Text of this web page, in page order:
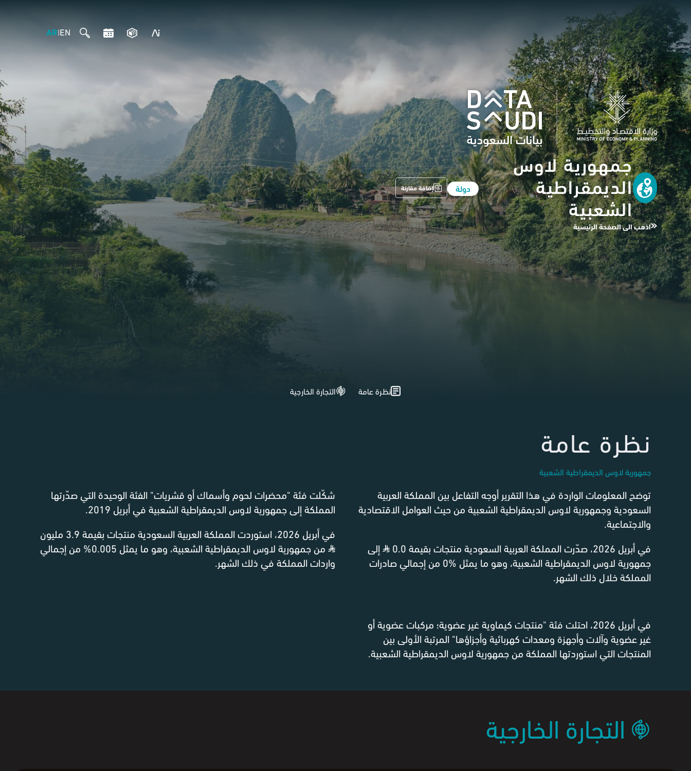
EN
|
AR
جمهورية لاوس
الديمقراطية
الشعبية
دولة إضافة مقارنة
اذهب الى الصفحة الرئيسية
نظرة عامة التجارة الخارجية
نظرة عامة
جمهورية لاوس الديمقراطية الشعبية
توضح المعلومات الواردة في هذا التقرير أوجه التفاعل بين المملكة العربية
السعودية وجمهورية لاوس الديمقراطية الشعبية من حيث العوامل الاقتصادية
والاجتماعية.
في أبريل 2026، صدّرت المملكة العربية السعودية منتجات بقيمة 0.0
⃁ إلى
جمهورية لاوس الديمقراطية الشعبية، وهو ما يمثل %0 من إجمالي صادرات
المملكة خلال ذلك الشهر.
شكّلت فئة "محضرات لحوم وأسماك أو قشريات" الفئة الوحيدة التي صدّرتها
المملكة إلى جمهورية لاوس الديمقراطية الشعبية في أبريل 2019.
في أبريل 2026، استوردت المملكة العربية السعودية منتجات بقيمة 3.9 مليون
⃁
من جمهورية لاوس الديمقراطية الشعبية، وهو ما يمثل 0.005% من إجمالي
واردات المملكة في ذلك الشهر.
في أبريل 2026، احتلت فئة "منتجات كيماوية غير عضوية؛ مركبات عضوية أو
غير عضوية وآلات وأجهزة ومعدات كهربائية وأجزاؤها" المرتبة الأولى بين
المنتجات التي استوردتها المملكة من جمهورية لاوس الديمقراطية الشعبية.
التجارة الخارجية